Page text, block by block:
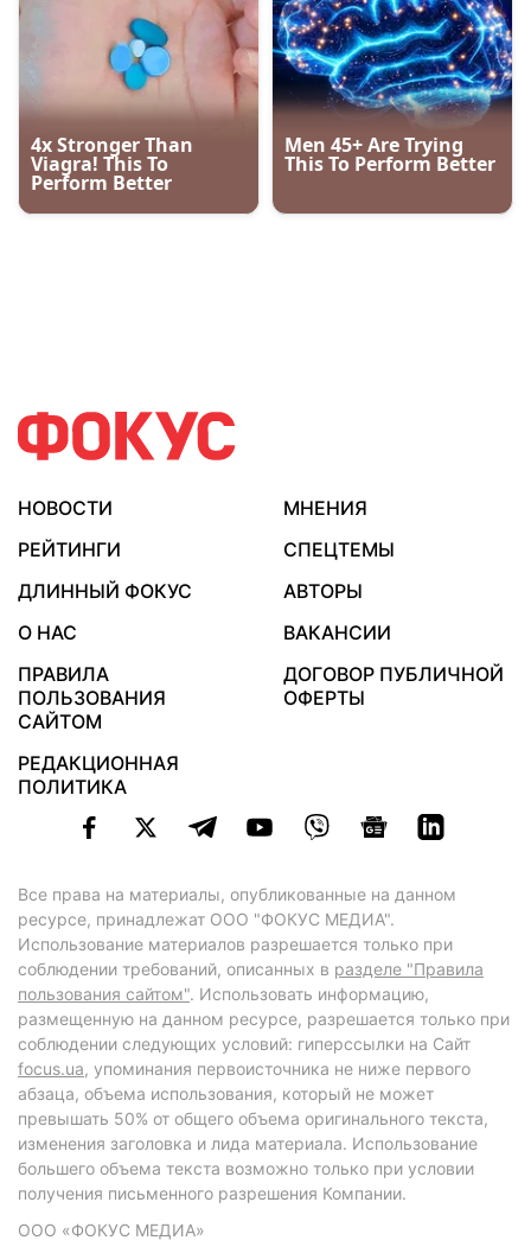
НОВОСТИ
МНЕНИЯ
РЕЙТИНГИ
СПЕЦТЕМЫ
ДЛИННЫЙ ФОКУС
АВТОРЫ
О НАС
ВАКАНСИИ
ПРАВИЛА
ПОЛЬЗОВАНИЯ
САЙТОМ
ДОГОВОР ПУБЛИЧНОЙ
ОФЕРТЫ
РЕДАКЦИОННАЯ
ПОЛИТИКА
Все права на материалы, опубликованные на данном
ресурсе, принадлежат ООО "ФОКУС МЕДИА".
Использование материалов разрешается только при
соблюдении требований, описанных в разделе "Правила
пользования сайтом". Использовать информацию,
размещенную на данном ресурсе, разрешается только при
соблюдении следующих условий: гиперссылки на Сайт
focus.ua, упоминания первоисточника не ниже первого
абзаца, объема использования, который не может
превышать 50% от общего объема оригинального текста,
изменения заголовка и лида материала. Использование
большего объема текста возможно только при условии
получения письменного разрешения Компании.
ООО «ФОКУС МЕДИА»